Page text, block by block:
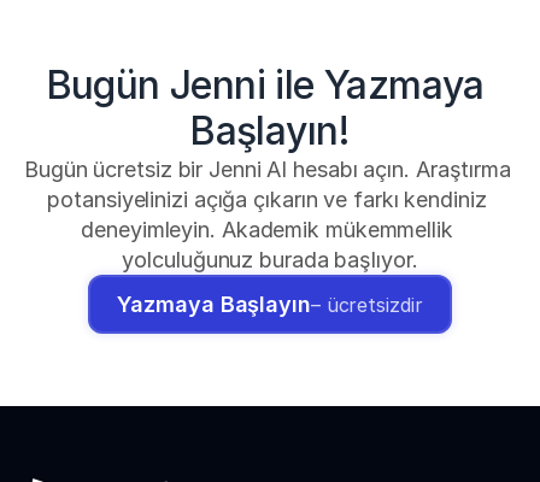
Bugün Jenni ile Yazmaya
Başlayın!
Bugün ücretsiz bir Jenni AI hesabı açın. Araştırma
potansiyelinizi açığa çıkarın ve farkı kendiniz
deneyimleyin. Akademik mükemmellik
yolculuğunuz burada başlıyor.
Yazmaya Başlayın– ücretsizdir